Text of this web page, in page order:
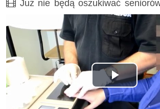
Film
Już nie będą oszukiwać